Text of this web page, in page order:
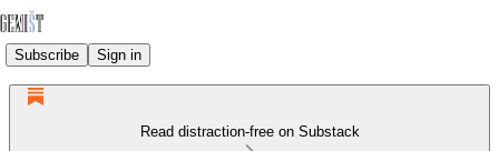
Subscribe Sign in
Read distraction-free on Substack